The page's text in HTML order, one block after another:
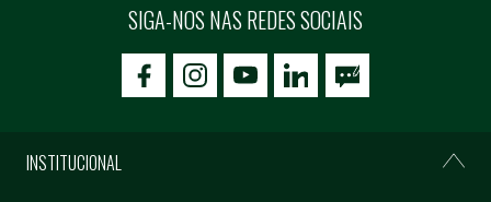
SIGA-NOS NAS REDES SOCIAIS
icon-facebookicon-social02icon-social03
INSTITUCIONAL